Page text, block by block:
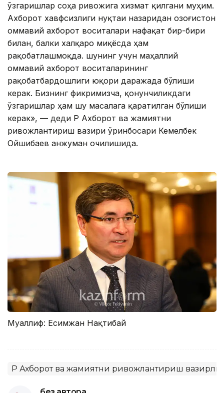
ўзгаришлар соҳа ривожига хизмат қилгани муҳим.
Aхборот хавфсизлиги нуқтаи назаридан Қозоғистон
оммавий ахборот воситалари нафақат бир-бири
билан, балки халқаро миқёсда ҳам
рақобатлашмоқда. шунинг учун маҳаллий
оммавий ахборот воситаларининг
рақобатбардошлиги юқори даражада бўлиши
керак. Бизнинг фикримизча, қонунчиликдаги
ўзгаришлар ҳам шу масалага қаратилган бўлиши
керак», — деди ҚР Aхборот ва жамиятни
ривожлантириш вазири ўринбосари Кемелбек
Ойшибаев анжуман очилишида.
Муаллиф: Есимжан Нақтибай
ҚР Ахборот ва жамиятни ривожлантириш